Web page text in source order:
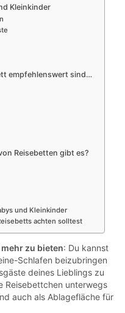
Kleinkinder
empfehlenswert sind…
Reisebetten gibt es?
und Kleinkinder
achten solltest
zu bieten: Du kannst
Schlafen beizubringen
deines Lieblings zu
Reisebettchen unterwegs
auch als Ablagefläche für